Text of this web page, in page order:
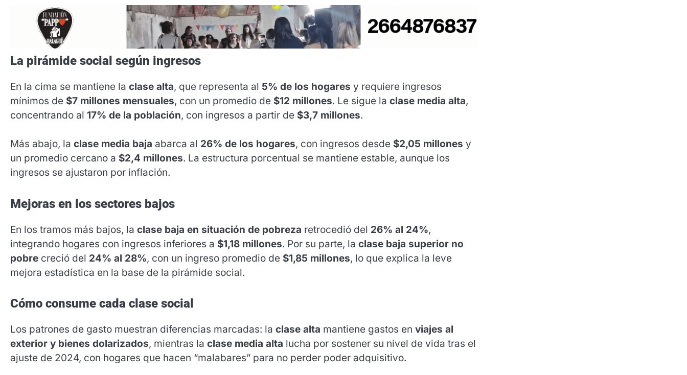
La pirámide social según ingresos
En la cima se mantiene la clase alta, que representa al 5% de los hogares y requiere ingresos
mínimos de $7 millones mensuales, con un promedio de $12 millones. Le sigue la clase media alta,
concentrando al 17% de la población, con ingresos a partir de $3,7 millones.
Más abajo, la clase media baja abarca al 26% de los hogares, con ingresos desde $2,05 millones y
un promedio cercano a $2,4 millones. La estructura porcentual se mantiene estable, aunque los
ingresos se ajustaron por inflación.
Mejoras en los sectores bajos
En los tramos más bajos, la clase baja en situación de pobreza retrocedió del 26% al 24%,
integrando hogares con ingresos inferiores a $1,18 millones. Por su parte, la clase baja superior no
pobre creció del 24% al 28%, con un ingreso promedio de $1,85 millones, lo que explica la leve
mejora estadística en la base de la pirámide social.
Cómo consume cada clase social
Los patrones de gasto muestran diferencias marcadas: la clase alta mantiene gastos en viajes al
exterior y bienes dolarizados, mientras la clase media alta lucha por sostener su nivel de vida tras el
ajuste de 2024, con hogares que hacen “malabares” para no perder poder adquisitivo.